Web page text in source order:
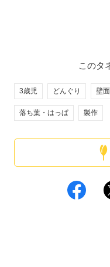
このタ
3歳児 どんぐり 壁面
落ち葉・はっぱ 製作